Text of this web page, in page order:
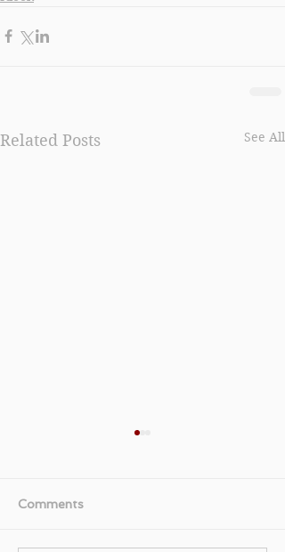
Related Posts See All
Comments